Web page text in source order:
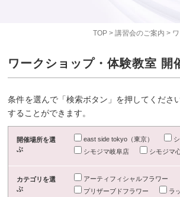
TOP> 講習会のご案内 >
ワークショップ・体験教室 開
条件を選んで「検索ボタン」を押してくださ
することができます。
開催場所を選
ぶ
east side tokyo（東京）
シモジマ岐阜店
シモジマ
カテゴリを選
ぶ
アーティフィシャルフラワー
プリザーブドフラワー
ラ